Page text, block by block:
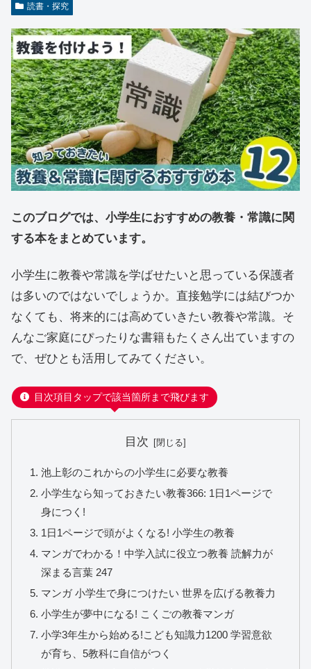
読書・探究
このブログでは、小学生におすすめの教養・常識に関
する本をまとめています。
小学生に教養や常識を学ばせたいと思っている保護者
は多いのではないでしょうか。直接勉学には結びつか
なくても、将来的には高めていきたい教養や常識。そ
んなご家庭にぴったりな書籍もたくさん出ていますの
で、ぜひとも活用してみてください。
目次項目タップで該当箇所まで飛びます
目次
池上彰のこれからの小学生に必要な教養
小学生なら知っておきたい教養366: 1日1ページで
身につく!
1日1ページで頭がよくなる! 小学生の教養
マンガでわかる！中学入試に役立つ教養 読解力が
深まる言葉 247
マンガ 小学生で身につけたい 世界を広げる教養力
小学生が夢中になる! こくごの教養マンガ
小学3年生から始める!こども知識力1200 学習意欲
が育ち、5教科に自信がつく